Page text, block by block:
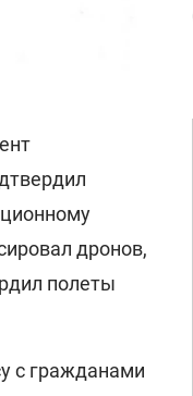
дронов,
полеты
с гражданами